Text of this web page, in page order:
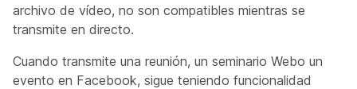
archivo de vídeo, no son compatibles mientras se
transmite en directo.
Cuando transmite una reunión, un seminario Webo un
evento en Facebook, sigue teniendo funcionalidad